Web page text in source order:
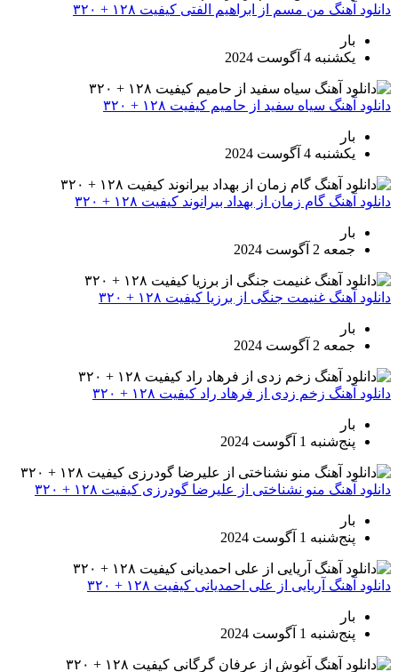
دانلود آهنگ من مسم از ابراهیم الفتی کیفیت ۱۲۸ + ۳۲۰
بار
یکشنبه 4 آگوست 2024
دانلود آهنگ سیاه سفید از حامیم کیفیت ۱۲۸ + ۳۲۰
بار
یکشنبه 4 آگوست 2024
دانلود آهنگ گام زمان از بهداد بیرانوند کیفیت ۱۲۸ + ۳۲۰
بار
جمعه 2 آگوست 2024
دانلود آهنگ غنیمت جنگی از برزیا کیفیت ۱۲۸ + ۳۲۰
بار
جمعه 2 آگوست 2024
دانلود آهنگ زخم زدی از فرهاد راد کیفیت ۱۲۸ + ۳۲۰
بار
پنج‌شنبه 1 آگوست 2024
دانلود آهنگ منو نشناختی از علیرضا گودرزی کیفیت ۱۲۸ + ۳۲۰
بار
پنج‌شنبه 1 آگوست 2024
دانلود آهنگ آریایی از علی احمدیانی کیفیت ۱۲۸ + ۳۲۰
بار
پنج‌شنبه 1 آگوست 2024